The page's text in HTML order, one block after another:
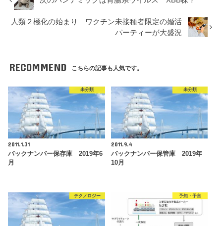
人類２極化の始まり ワクチン未接種者限定の婚活
パーティーが大盛況
RECOMMEND こちらの記事も人気です。
未分類
2011.1.31
バックナンバー保存庫 2019年6
月
未分類
2011.9.4
バックナンバー保管庫 2019年
10月
テクノロジー 予知・予言